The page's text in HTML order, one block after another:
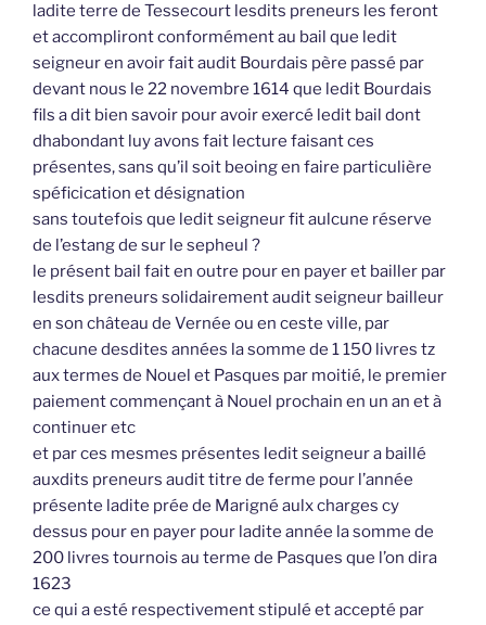
ladite terre de Tessecourt lesdits preneurs les feront
et accompliront conformément au bail que ledit
seigneur en avoir fait audit Bourdais père passé par
devant nous le 22 novembre 1614 que ledit Bourdais
fils a dit bien savoir pour avoir exercé ledit bail dont
dhabondant luy avons fait lecture faisant ces
présentes, sans qu’il soit beoing en faire particulière
spéficication et désignation
sans toutefois que ledit seigneur fit aulcune réserve
de l’estang de sur le sepheul ?
le présent bail fait en outre pour en payer et bailler par
lesdits preneurs solidairement audit seigneur bailleur
en son château de Vernée ou en ceste ville, par
chacune desdites années la somme de 1 150 livres tz
aux termes de Nouel et Pasques par moitié, le premier
paiement commençant à Nouel prochain en un an et à
continuer etc
et par ces mesmes présentes ledit seigneur a baillé
auxdits preneurs audit titre de ferme pour l’année
présente ladite prée de Marigné aulx charges cy
dessus pour en payer pour ladite année la somme de
200 livres tournois au terme de Pasques que l’on dira
1623
ce qui a esté respectivement stipulé et accepté par